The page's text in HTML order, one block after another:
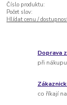
Číslo produktu:
Počet slov:
Hlídat cenu /
Doprava
při
co říkají